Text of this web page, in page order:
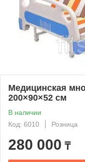
Медицинская
200×90×52 см
В наличии
Код: 6010
Розница
280 000 ₸